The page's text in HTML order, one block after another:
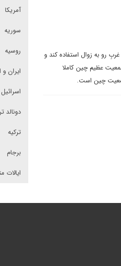
رو به زوال استفاده کند و
عظیم چین کاملا
جمعیت چین است.
آمریکا
سوریه
روسیه
ایران و
اسرائیل
دونالد
ترکیه
برجام
ایالات